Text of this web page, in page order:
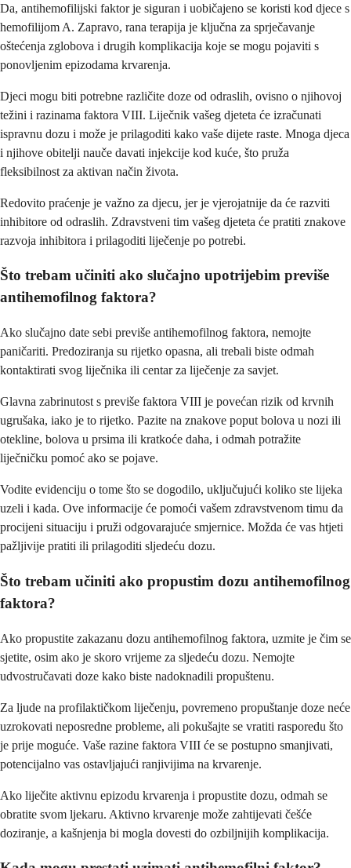
Da, antihemofilijski faktor je siguran i uobičajeno se koristi kod djece s
hemofilijom A. Zapravo, rana terapija je ključna za sprječavanje
oštećenja zglobova i drugih komplikacija koje se mogu pojaviti s
ponovljenim epizodama krvarenja.
Djeci mogu biti potrebne različite doze od odraslih, ovisno o njihovoj
težini i razinama faktora VIII. Liječnik vašeg djeteta će izračunati
ispravnu dozu i može je prilagoditi kako vaše dijete raste. Mnoga djeca
i njihove obitelji nauče davati injekcije kod kuće, što pruža
fleksibilnost za aktivan način života.
Redovito praćenje je važno za djecu, jer je vjerojatnije da će razviti
inhibitore od odraslih. Zdravstveni tim vašeg djeteta će pratiti znakove
razvoja inhibitora i prilagoditi liječenje po potrebi.
Što trebam učiniti ako slučajno upotrijebim previše
antihemofilnog faktora?
Ako slučajno date sebi previše antihemofilnog faktora, nemojte
paničariti. Predoziranja su rijetko opasna, ali trebali biste odmah
kontaktirati svog liječnika ili centar za liječenje za savjet.
Glavna zabrinutost s previše faktora VIII je povećan rizik od krvnih
ugrušaka, iako je to rijetko. Pazite na znakove poput bolova u nozi ili
otekline, bolova u prsima ili kratkoće daha, i odmah potražite
liječničku pomoć ako se pojave.
Vodite evidenciju o tome što se dogodilo, uključujući koliko ste lijeka
uzeli i kada. Ove informacije će pomoći vašem zdravstvenom timu da
procijeni situaciju i pruži odgovarajuće smjernice. Možda će vas htjeti
pažljivije pratiti ili prilagoditi sljedeću dozu.
Što trebam učiniti ako propustim dozu antihemofilnog
faktora?
Ako propustite zakazanu dozu antihemofilnog faktora, uzmite je čim se
sjetite, osim ako je skoro vrijeme za sljedeću dozu. Nemojte
udvostručavati doze kako biste nadoknadili propuštenu.
Za ljude na profilaktičkom liječenju, povremeno propuštanje doze neće
uzrokovati neposredne probleme, ali pokušajte se vratiti rasporedu što
je prije moguće. Vaše razine faktora VIII će se postupno smanjivati,
potencijalno vas ostavljajući ranjivijima na krvarenje.
Ako liječite aktivnu epizodu krvarenja i propustite dozu, odmah se
obratite svom ljekaru. Aktivno krvarenje može zahtijevati češće
doziranje, a kašnjenja bi mogla dovesti do ozbiljnijih komplikacija.